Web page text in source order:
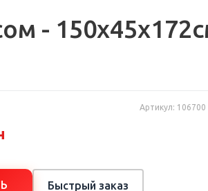
-
Артикул: 106700
Быстрый заказ